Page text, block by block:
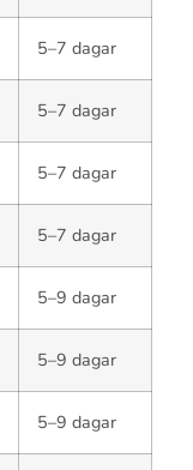
5–7 dagar
5–7 dagar
5–7 dagar
5–7 dagar
5–9 dagar
5–9 dagar
5–9 dagar